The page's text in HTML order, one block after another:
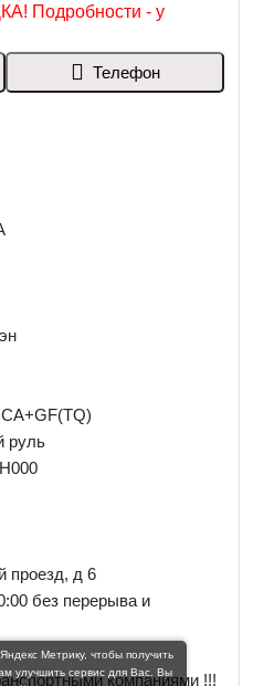
Подробности - у
Телефон
руль
проезд, д 6
без перерыва и
компаниями !!!
Метрику, чтобы получить
улучшить сервис для Вас. Вы